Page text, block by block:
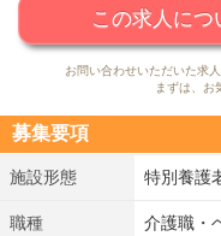
足場サンテラスなど、
備しておりますので、
適に過ごせるようにな
この求人につ
お問い合わせいただいた求
まずは、お
募集要項
施設形態 特別養護
職種 介護職・